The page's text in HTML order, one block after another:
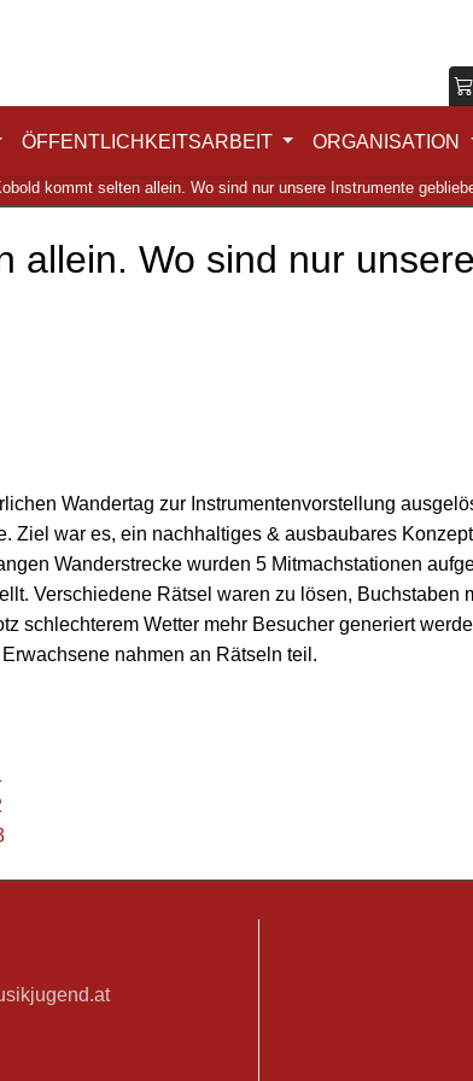
ÖFFENTLICHKEITSARBEIT ORGANISATION
kommt selten allein. Wo sind nur unsere Instrumente
allein. Wo sind nur
Wandertag zur Instrumentenvorstellung
Ziel war es, ein nachhaltiges & ausbaubares
Wanderstrecke wurden 5 Mitmachstationen
Verschiedene Rätsel waren zu lösen,
schlechterem Wetter mehr Besucher generiert
nahmen an Rätseln teil.